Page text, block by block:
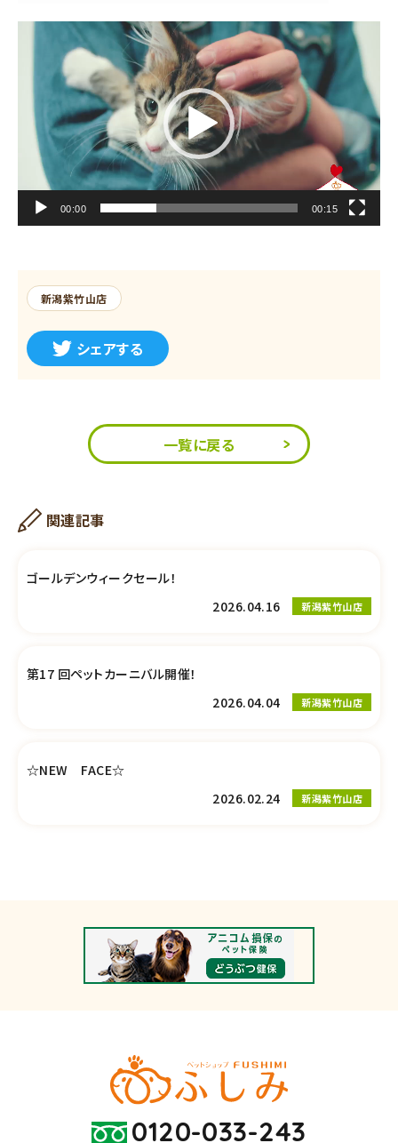
00:00 00:15
新潟紫竹山店
シェアする
一覧に戻る
関連記事
ゴールデンウィークセール！
2026.04.16
新潟紫竹山店
第17 回ペットカーニバル開催！
2026.04.04
新潟紫竹山店
☆NEW FACE☆
2026.02.24
新潟紫竹山店
0120-033-243